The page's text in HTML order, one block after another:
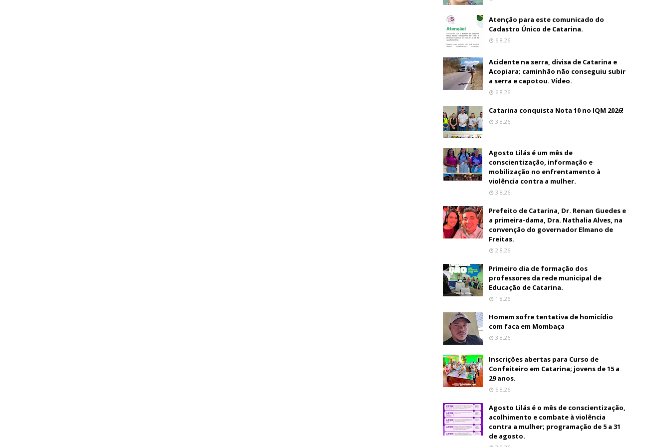
Atenção para este comunicado do
Cadastro Único de Catarina.
6.8.26
Acidente na serra, divisa de Catarina e
Acopiara; caminhão não conseguiu subir
a serra e capotou. Vídeo.
6.8.26
Catarina conquista Nota 10 no IQM 2026!
3.8.26
Agosto Lilás é um mês de
conscientização, informação e
mobilização no enfrentamento à
violência contra a mulher.
3.8.26
Prefeito de Catarina, Dr. Renan Guedes e
a primeira-dama, Dra. Nathalia Alves, na
convenção do governador Elmano de
Freitas.
2.8.26
Primeiro dia de formação dos
professores da rede municipal de
Educação de Catarina.
1.8.26
Homem sofre tentativa de homicídio
com faca em Mombaça
3.8.26
Inscrições abertas para Curso de
Confeiteiro em Catarina; jovens de 15 a
29 anos.
5.8.26
Agosto Lilás é o mês de conscientização,
acolhimento e combate à violência
contra a mulher; programação de 5 a 31
de agosto.